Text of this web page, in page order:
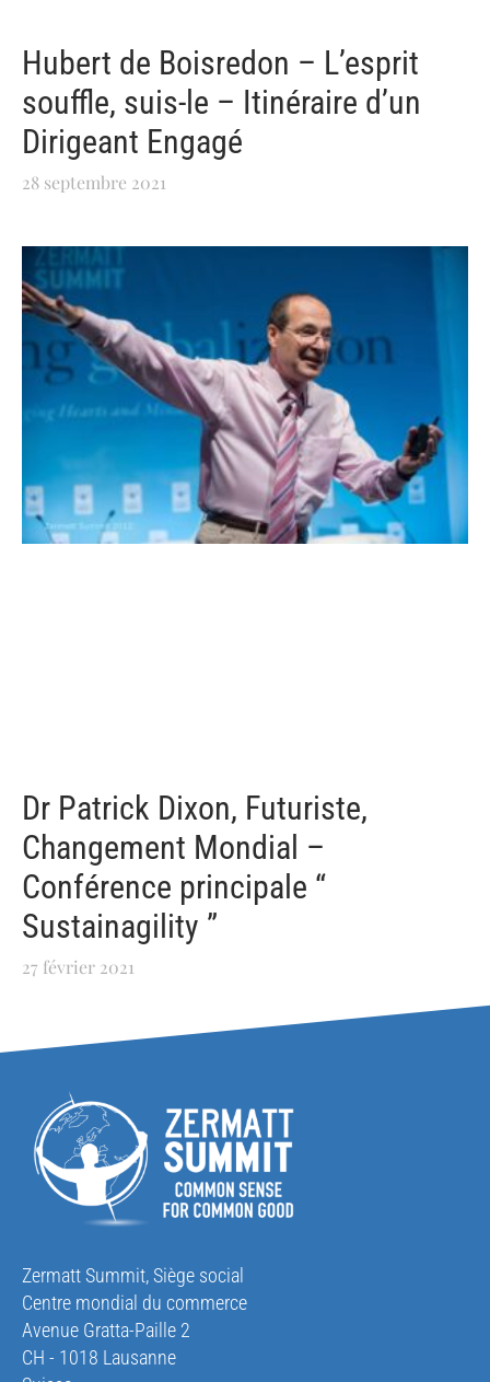
Hubert de Boisredon – L’esprit
souffle, suis-le – Itinéraire d’un
Dirigeant Engagé
28 septembre 2021
Dr Patrick Dixon, Futuriste,
Changement Mondial –
Conférence principale “
Sustainagility ”
27 février 2021
Zermatt Summit, Siège social
Centre mondial du commerce
Avenue Gratta-Paille 2
CH - 1018 Lausanne